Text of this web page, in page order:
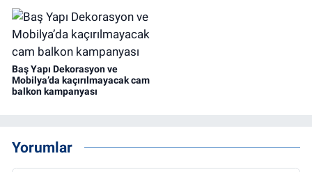
Baş Yapı Dekorasyon ve
Mobilya’da kaçırılmayacak cam
balkon kampanyası
Yorumlar